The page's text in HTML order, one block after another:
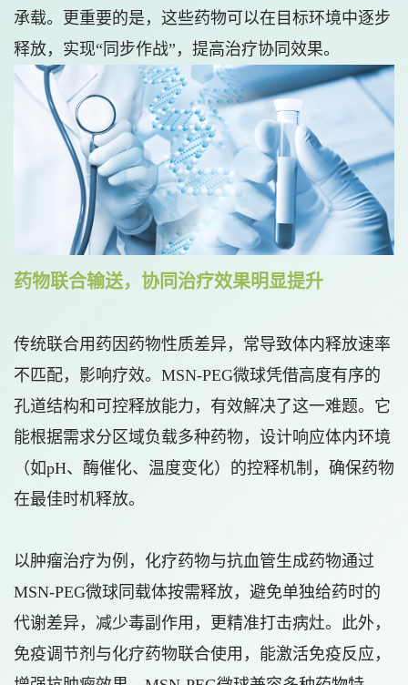
承载。更重要的是，这些药物可以在目标环境中逐步
释放，实现“同步作战”，提高治疗协同效果。
药物联合输送，协同治疗效果明显提升
传统联合用药因药物性质差异，常导致体内释放速率
不匹配，影响疗效。MSN-PEG微球凭借高度有序的
孔道结构和可控释放能力，有效解决了这一难题。它
能根据需求分区域负载多种药物，设计响应体内环境
（如pH、酶催化、温度变化）的控释机制，确保药物
在最佳时机释放。
以肿瘤治疗为例，化疗药物与抗血管生成药物通过
MSN-PEG微球同载体按需释放，避免单独给药时的
代谢差异，减少毒副作用，更精准打击病灶。此外，
免疫调节剂与化疗药物联合使用，能激活免疫反应，